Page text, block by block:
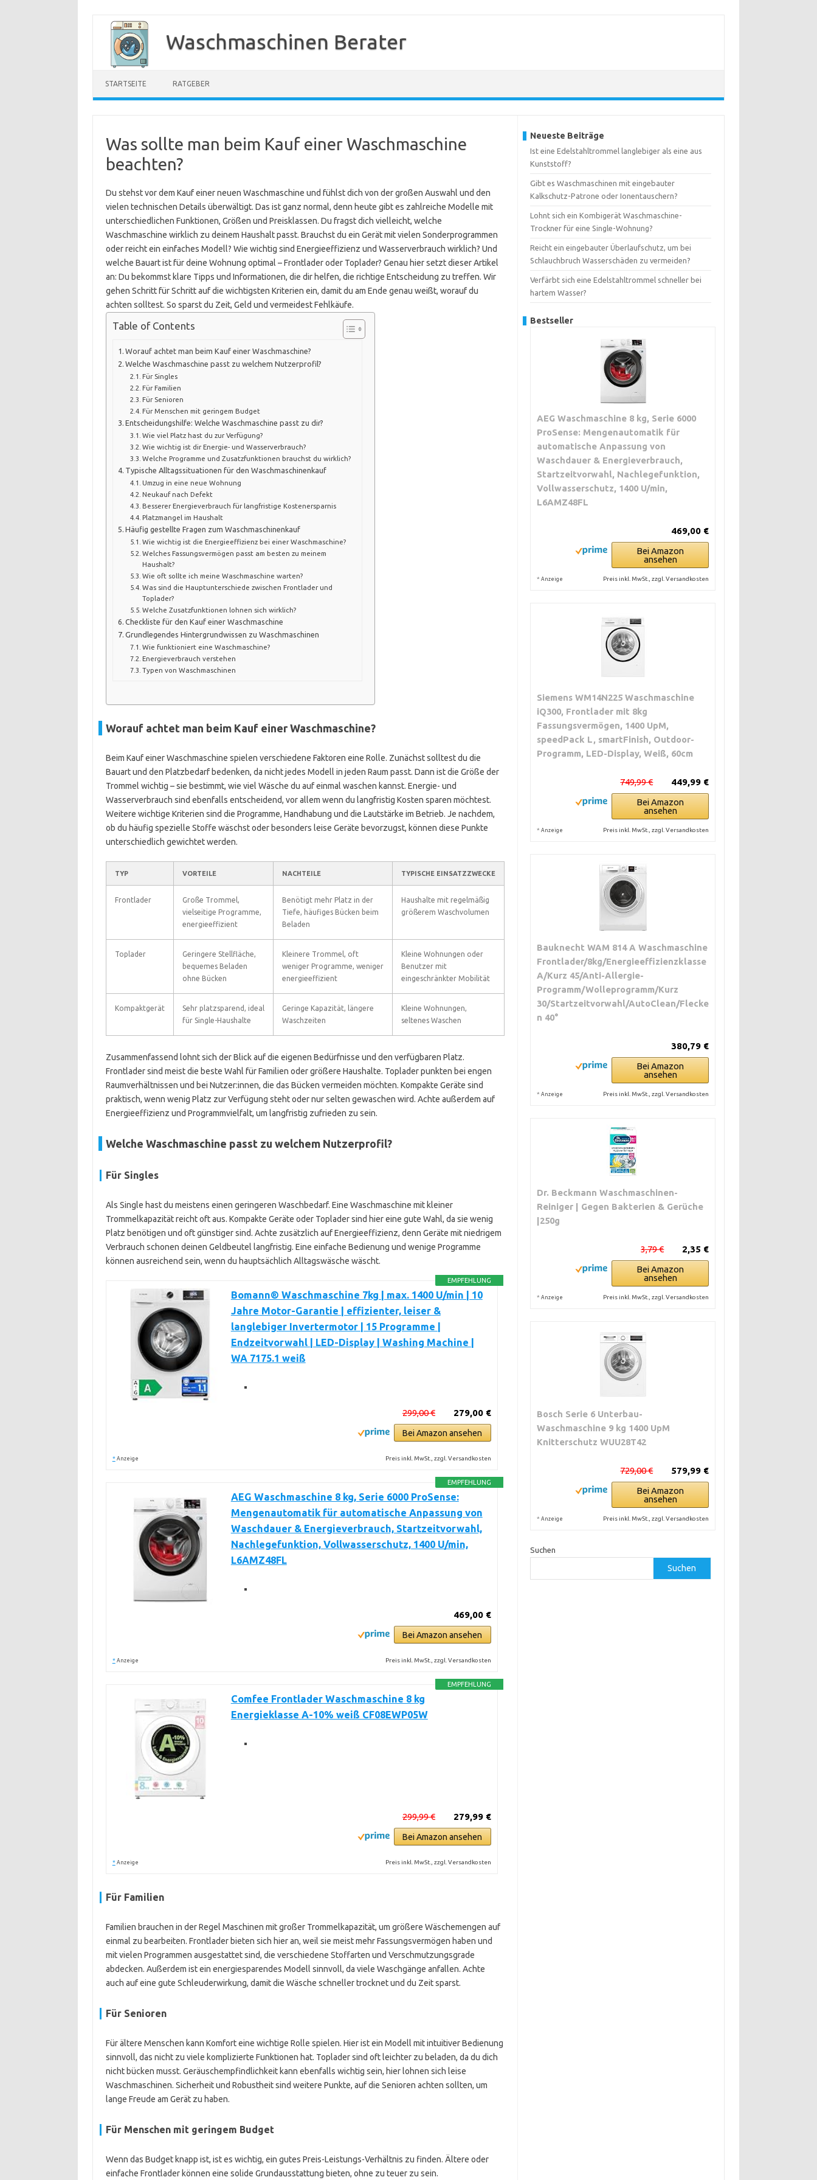
Inhalt
springen
Waschmaschinen Berater
STARTSEITE RATGEBER
Was sollte man beim Kauf einer Waschmaschine
beachten?
Du stehst vor dem Kauf einer neuen Waschmaschine und fühlst dich von der großen Auswahl und den
vielen technischen Details überwältigt. Das ist ganz normal, denn heute gibt es zahlreiche Modelle mit
unterschiedlichen Funktionen, Größen und Preisklassen. Du fragst dich vielleicht, welche
Waschmaschine wirklich zu deinem Haushalt passt. Brauchst du ein Gerät mit vielen Sonderprogrammen
oder reicht ein einfaches Modell? Wie wichtig sind Energieeffizienz und Wasserverbrauch wirklich? Und
welche Bauart ist für deine Wohnung optimal – Frontlader oder Toplader? Genau hier setzt dieser Artikel
an: Du bekommst klare Tipps und Informationen, die dir helfen, die richtige Entscheidung zu treffen. Wir
gehen Schritt für Schritt auf die wichtigsten Kriterien ein, damit du am Ende genau weißt, worauf du
achten solltest. So sparst du Zeit, Geld und vermeidest Fehlkäufe.
Table of Contents
Worauf achtet man beim Kauf einer Waschmaschine?
Welche Waschmaschine passt zu welchem Nutzerprofil?
Für Singles
Für Familien
Für Senioren
Für Menschen mit geringem Budget
Entscheidungshilfe: Welche Waschmaschine passt zu dir?
Wie viel Platz hast du zur Verfügung?
Wie wichtig ist dir Energie- und Wasserverbrauch?
Welche Programme und Zusatzfunktionen brauchst du wirklich?
Typische Alltagssituationen für den Waschmaschinenkauf
Umzug in eine neue Wohnung
Neukauf nach Defekt
Besserer Energieverbrauch für langfristige Kostenersparnis
Platzmangel im Haushalt
Häufig gestellte Fragen zum Waschmaschinenkauf
Wie wichtig ist die Energieeffizienz bei einer Waschmaschine?
Welches Fassungsvermögen passt am besten zu meinem
Haushalt?
Wie oft sollte ich meine Waschmaschine warten?
Was sind die Hauptunterschiede zwischen Frontlader und
Toplader?
Welche Zusatzfunktionen lohnen sich wirklich?
Checkliste für den Kauf einer Waschmaschine
Grundlegendes Hintergrundwissen zu Waschmaschinen
Wie funktioniert eine Waschmaschine?
Energieverbrauch verstehen
Typen von Waschmaschinen
Worauf achtet man beim Kauf einer Waschmaschine?
Beim Kauf einer Waschmaschine spielen verschiedene Faktoren eine Rolle. Zunächst solltest du die
Bauart und den Platzbedarf bedenken, da nicht jedes Modell in jeden Raum passt. Dann ist die Größe der
Trommel wichtig – sie bestimmt, wie viel Wäsche du auf einmal waschen kannst. Energie- und
Wasserverbrauch sind ebenfalls entscheidend, vor allem wenn du langfristig Kosten sparen möchtest.
Weitere wichtige Kriterien sind die Programme, Handhabung und die Lautstärke im Betrieb. Je nachdem,
ob du häufig spezielle Stoffe wäschst oder besonders leise Geräte bevorzugst, können diese Punkte
unterschiedlich gewichtet werden.
TYP VORTEILE NACHTEILE TYPISCHE EINSATZZWECKE
Frontlader
Große Trommel,
vielseitige Programme,
energieeffizient
Benötigt mehr Platz in der
Tiefe, häufiges Bücken beim
Beladen
Haushalte mit regelmäßig
größerem Waschvolumen
Toplader
Geringere Stellfläche,
bequemes Beladen
ohne Bücken
Kleinere Trommel, oft
weniger Programme, weniger
energieeffizient
Kleine Wohnungen oder
Benutzer mit
eingeschränkter Mobilität
Kompaktgerät
Sehr platzsparend, ideal
für Single-Haushalte
Geringe Kapazität, längere
Waschzeiten
Kleine Wohnungen,
seltenes Waschen
Zusammenfassend lohnt sich der Blick auf die eigenen Bedürfnisse und den verfügbaren Platz.
Frontlader sind meist die beste Wahl für Familien oder größere Haushalte. Toplader punkten bei engen
Raumverhältnissen und bei Nutzer:innen, die das Bücken vermeiden möchten. Kompakte Geräte sind
praktisch, wenn wenig Platz zur Verfügung steht oder nur selten gewaschen wird. Achte außerdem auf
Energieeffizienz und Programmvielfalt, um langfristig zufrieden zu sein.
Welche Waschmaschine passt zu welchem Nutzerprofil?
Für Singles
Als Single hast du meistens einen geringeren Waschbedarf. Eine Waschmaschine mit kleiner
Trommelkapazität reicht oft aus. Kompakte Geräte oder Toplader sind hier eine gute Wahl, da sie wenig
Platz benötigen und oft günstiger sind. Achte zusätzlich auf Energieeffizienz, denn Geräte mit niedrigem
Verbrauch schonen deinen Geldbeutel langfristig. Eine einfache Bedienung und wenige Programme
können ausreichend sein, wenn du hauptsächlich Alltagswäsche wäscht.
EMPFEHLUNG
Bomann® Waschmaschine 7kg | max. 1400 U/min | 10
Jahre Motor-Garantie | effizienter, leiser &
langlebiger Invertermotor | 15 Programme |
Endzeitvorwahl | LED-Display | Washing Machine |
WA 7175.1 weiß
279,00 €
299,00 €
Bei Amazon ansehen
* Anzeige Preis inkl. MwSt., zzgl. Versandkosten
EMPFEHLUNG
AEG Waschmaschine 8 kg, Serie 6000 ProSense:
Mengenautomatik für automatische Anpassung von
Waschdauer & Energieverbrauch, Startzeitvorwahl,
Nachlegefunktion, Vollwasserschutz, 1400 U/min,
L6AMZ48FL
469,00 €
Bei Amazon ansehen
* Anzeige Preis inkl. MwSt., zzgl. Versandkosten
EMPFEHLUNG
Comfee Frontlader Waschmaschine 8 kg
Energieklasse A-10% weiß CF08EWP05W
279,99 €
299,99 €
Bei Amazon ansehen
* Anzeige Preis inkl. MwSt., zzgl. Versandkosten
Für Familien
Familien brauchen in der Regel Maschinen mit großer Trommelkapazität, um größere Wäschemengen auf
einmal zu bearbeiten. Frontlader bieten sich hier an, weil sie meist mehr Fassungsvermögen haben und
mit vielen Programmen ausgestattet sind, die verschiedene Stoffarten und Verschmutzungsgrade
abdecken. Außerdem ist ein energiesparendes Modell sinnvoll, da viele Waschgänge anfallen. Achte
auch auf eine gute Schleuderwirkung, damit die Wäsche schneller trocknet und du Zeit sparst.
Für Senioren
Für ältere Menschen kann Komfort eine wichtige Rolle spielen. Hier ist ein Modell mit intuitiver Bedienung
sinnvoll, das nicht zu viele komplizierte Funktionen hat. Toplader sind oft leichter zu beladen, da du dich
nicht bücken musst. Geräuschempfindlichkeit kann ebenfalls wichtig sein, hier lohnen sich leise
Waschmaschinen. Sicherheit und Robustheit sind weitere Punkte, auf die Senioren achten sollten, um
lange Freude am Gerät zu haben.
Für Menschen mit geringem Budget
Wenn das Budget knapp ist, ist es wichtig, ein gutes Preis-Leistungs-Verhältnis zu finden. Ältere oder
einfache Frontlader können eine solide Grundausstattung bieten, ohne zu teuer zu sein.
Neueste Beiträge
Ist eine Edelstahltrommel langlebiger als eine aus
Kunststoff?
Gibt es Waschmaschinen mit eingebauter
Kalkschutz-Patrone oder Ionentauschern?
Lohnt sich ein Kombigerät Waschmaschine-
Trockner für eine Single-Wohnung?
Reicht ein eingebauter Überlaufschutz, um bei
Schlauchbruch Wasserschäden zu vermeiden?
Verfärbt sich eine Edelstahltrommel schneller bei
hartem Wasser?
Bestseller
AEG Waschmaschine 8 kg, Serie 6000
ProSense: Mengenautomatik für
automatische Anpassung von
Waschdauer & Energieverbrauch,
Startzeitvorwahl, Nachlegefunktion,
Vollwasserschutz, 1400 U/min,
L6AMZ48FL
469,00 €
Bei Amazon
ansehen
* Anzeige Preis inkl. MwSt., zzgl. Versandkosten
Siemens WM14N225 Waschmaschine
iQ300, Frontlader mit 8kg
Fassungsvermögen, 1400 UpM,
speedPack L, smartFinish, Outdoor-
Programm, LED-Display, Weiß, 60cm
449,99 €
749,99 €
Bei Amazon
ansehen
* Anzeige Preis inkl. MwSt., zzgl. Versandkosten
Bauknecht WAM 814 A Waschmaschine
Frontlader/8kg/Energieeffizienzklasse
A/Kurz 45/Anti-Allergie-
Programm/Wolleprogramm/Kurz
30/Startzeitvorwahl/AutoClean/Flecke
n 40°
380,79 €
Bei Amazon
ansehen
* Anzeige Preis inkl. MwSt., zzgl. Versandkosten
Dr. Beckmann Waschmaschinen-
Reiniger | Gegen Bakterien & Gerüche
|250g
2,35 €
3,79 €
Bei Amazon
ansehen
* Anzeige Preis inkl. MwSt., zzgl. Versandkosten
Bosch Serie 6 Unterbau-
Waschmaschine 9 kg 1400 UpM
Knitterschutz WUU28T42
579,99 €
729,00 €
Bei Amazon
ansehen
* Anzeige Preis inkl. MwSt., zzgl. Versandkosten
Suchen
Suchen